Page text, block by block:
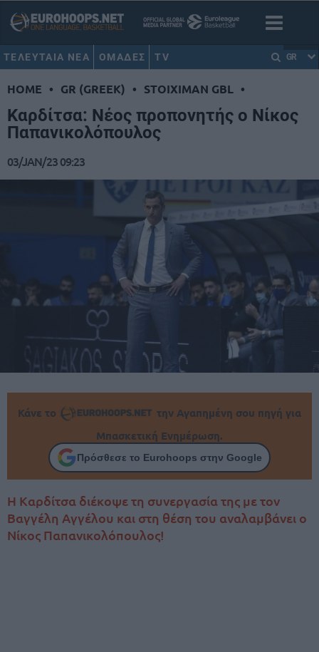
ΤΕΛΕΥΤΑΙΑ ΝΕΑ ΟΜΑΔΕΣ TV GR
HOME • GR (GREEK) • STOIXIMAN GBL •
Καρδίτσα: Νέος προπονητής ο Νίκος
Παπανικολόπουλος
03/JAN/23 09:23
Κάνε το
την Αγαπημένη σου πηγή για
Μπασκετική Ενημέρωση.
Πρόσθεσε το Eurohoops στην Google
Η Καρδίτσα διέκοψε τη συνεργασία της με τον
Βαγγέλη Αγγέλου και στη θέση του αναλαμβάνει ο
Νίκος Παπανικολόπουλος!